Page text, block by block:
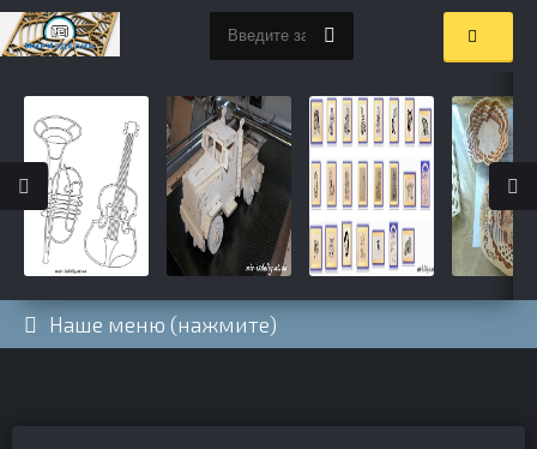
Наше меню (нажмите)